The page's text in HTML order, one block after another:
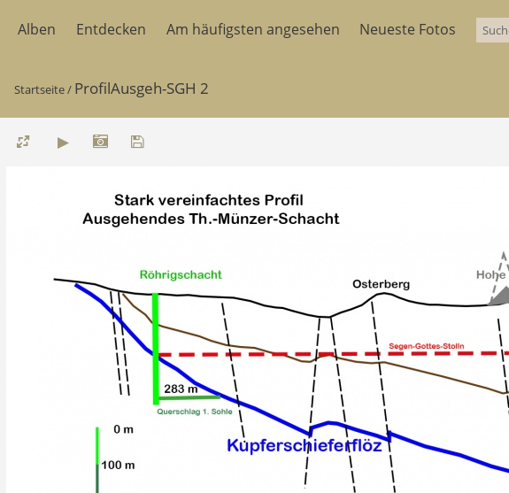
Alben Entdecken Am häufigsten angesehen Neueste Fotos
Startseite/ ProfilAusgeh-SGH 2